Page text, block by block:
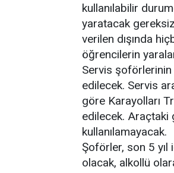
kullanılabilir
yaratacak
verilen dışında
öğrencilerin
Servis şoförlerinin
edilecek. Servis
göre Karayolları
edilecek. Araçtaki
kullanılamayacak.
Şoförler, son 5 yıl
olacak, alkollü